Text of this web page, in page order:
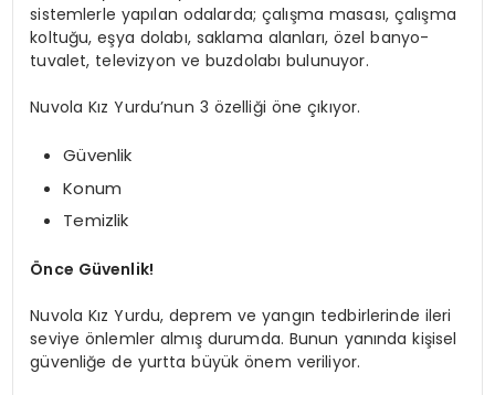
sistemlerle yapılan odalarda; çalışma masası, çalışma
koltuğu, eşya dolabı, saklama alanları, özel banyo-
tuvalet, televizyon ve buzdolabı bulunuyor.
Nuvola Kız Yurdu’nun 3 özelliği öne çıkıyor.
Güvenlik
Konum
Temizlik
Önce Güvenlik!
Nuvola Kız Yurdu, deprem ve yangın tedbirlerinde ileri
seviye önlemler almış durumda. Bunun yanında kişisel
güvenliğe de yurtta büyük önem veriliyor.